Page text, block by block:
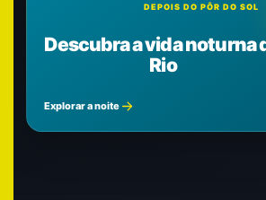
DEPOIS DO PÔR DO SOL
Descubra a vida noturna
Rio
Explorar a noite